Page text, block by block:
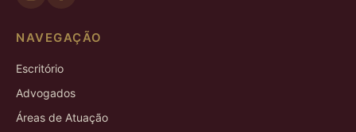
NAVEGAÇÃO
Escritório
Advogados
Áreas de Atuação